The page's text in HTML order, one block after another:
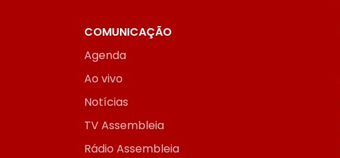
COMUNICAÇÃO
Agenda
Ao vivo
Notícias
TV Assembleia
Rádio Assembleia